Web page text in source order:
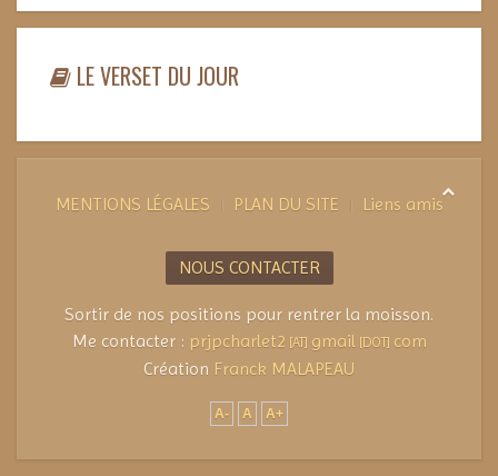
LE VERSET DU JOUR
MENTIONS LÉGALES PLAN DU SITE Liens amis
NOUS CONTACTER
Sortir de nos positions pour rentrer la moisson.
Me contacter : prjpcharlet2 [AT] gmail[DOT] com
Création Franck MALAPEAU
A- A A+